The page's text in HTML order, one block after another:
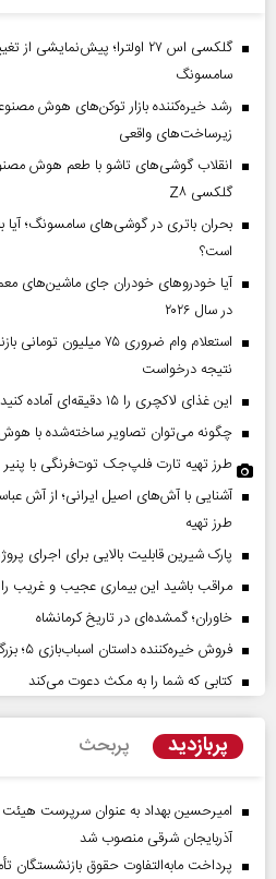
گلکسی اس ۲۷ اولترا؛
سامسونگ
زیرساخت‌های واقعی
انقلاب گوشی‌های تاشو‌ با طعم هوش
گلکسی Z۸
است؟
آیا خودروهای خودران جای ماشین‌های
در سال ۲۰۲۶
استعلام وام ضروری ۷۵
نتیجه درخواست
این غذای لاکچری را ۱۵ دقیقه‌ای آماده کنید
چگونه می‌توان تصاویر ساخته‌شده با
طرز تهیه تارت فلپ‌جک توت‌فرنگی با
آشنایی با آش‌های اصیل ایرانی؛ از آش
طرز تهیه
پارک شیرین قابلیت‌ بالایی برای اجرای
مراقب باشید این بیماری عجیب و غریب را
خاوران؛ گمشده‌ای در تاریخ کرمانشاه
فروش خیره‌کننده داستان اسباب‌بازی ۵؛ بزرگ‌ترین افتتاحیه سال برای پیکسار
کتابی که شما را به مکث دعوت می‌کند
پربازدید پربحث
امیرحسین بهداد به عنوان سرپرست
آذربایجان شرقی منصوب شد
پرداخت مابه‌التفاوت حقوق بازنشستگان